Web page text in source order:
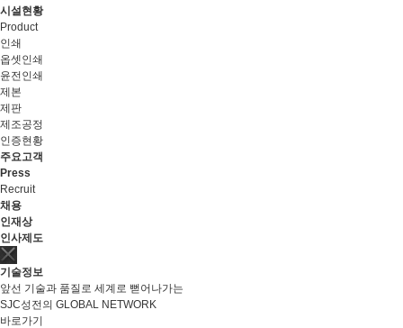
시설현황
Product
인쇄
옵셋인쇄
윤전인쇄
제본
제판
제조공정
인증현황
주요고객
Press
Recruit
채용
인재상
인사제도
기술정보
앞선 기술과 품질로 세계로 뻗어나가는
SJC성전의 GLOBAL NETWORK
바로가기